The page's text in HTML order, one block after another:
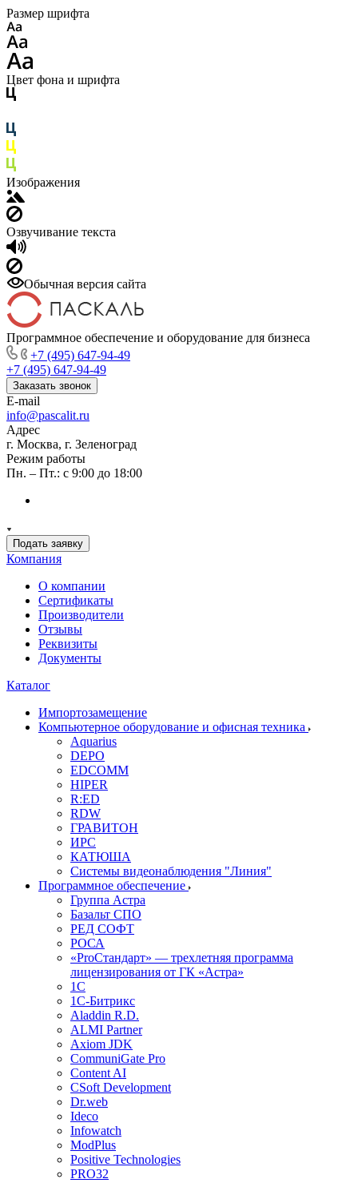
Размер шрифта
Цвет фона и шрифта
Изображения
Озвучивание текста
Обычная версия сайта
Программное обеспечение и оборудование для бизнеса
+7 (495) 647-94-49
+7 (495) 647-94-49
Заказать звонок
E-mail
info@pascalit.ru
Адрес
г. Москва, г. Зеленоград
Режим работы
Пн. – Пт.: с 9:00 до 18:00
Подать заявку
Компания
О компании
Сертификаты
Производители
Отзывы
Реквизиты
Документы
Каталог
Импортозамещение
Компьютерное оборудование и офисная техника
Aquarius
DEPO
EDCOMM
HIPER
R:ED
RDW
ГРАВИТОН
ИРС
КАТЮША
Системы видеонаблюдения "Линия"
Программное обеспечение
Группа Астра
Базальт СПО
РЕД СОФТ
РОСА
«ProСтандарт» — трехлетняя программа
лицензирования от ГК «Астра»
1С
1С-Битрикc
Aladdin R.D.
ALMI Partner
Axiom JDK
CommuniGate Pro
Content AI
CSoft Development
Dr.web
Ideco
Infowatch
ModPlus
Positive Technologies
PRO32